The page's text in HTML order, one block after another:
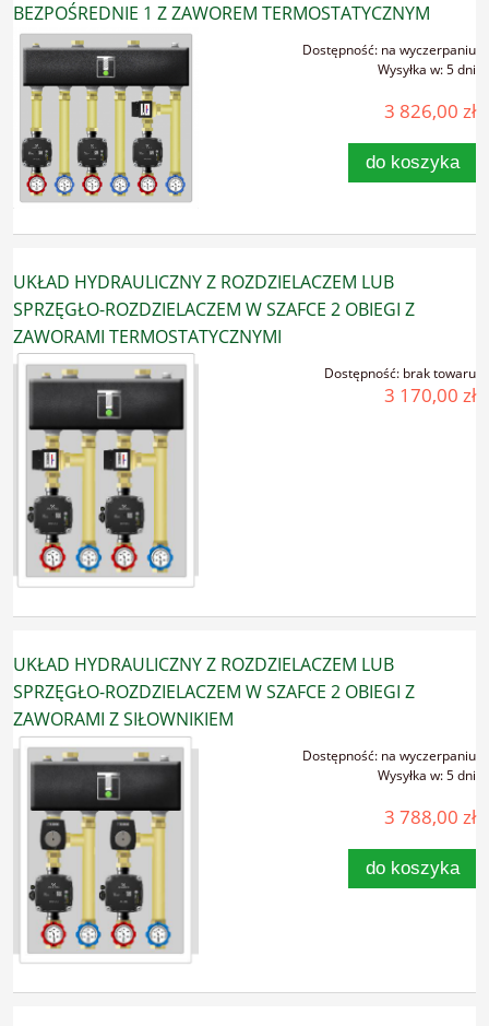
BEZPOŚREDNIE 1 Z ZAWOREM TERMOSTATYCZNYM
Dostępność: na wyczerpaniu
Wysyłka w:5 dni
3 826,00 zł
do koszyka
UKŁAD HYDRAULICZNY Z ROZDZIELACZEM LUB
SPRZĘGŁO-ROZDZIELACZEM W SZAFCE 2 OBIEGI Z
ZAWORAMI TERMOSTATYCZNYMI
Dostępność: brak towaru
3 170,00 zł
UKŁAD HYDRAULICZNY Z ROZDZIELACZEM LUB
SPRZĘGŁO-ROZDZIELACZEM W SZAFCE 2 OBIEGI Z
ZAWORAMI Z SIŁOWNIKIEM
Dostępność: na wyczerpaniu
Wysyłka w:5 dni
3 788,00 zł
do koszyka